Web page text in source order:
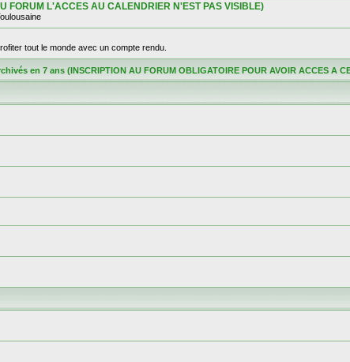
L'ACCES AU CALENDRIER N'EST PAS VISIBLE)
tout le monde avec un compte rendu.
en 7 ans (INSCRIPTION AU FORUM OBLIGATOIRE POUR AVOIR ACCES A